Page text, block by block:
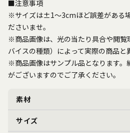
■注意事項
※サイズは±1～3cmほど誤差がある
ださいませ。
※商品画像は、光の当たり具合や閲覧
バイスの種類）によって実際の商品と
※商品画像はサンプル品となります。
がございますのでご了承ください。
素材
サイズ